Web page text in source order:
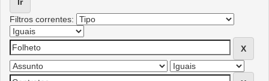
Filtros correntes: